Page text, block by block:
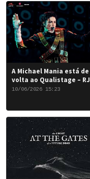
A Michael Mania está de
volta ao Qualistage – RJ
10/06/2026 15:23